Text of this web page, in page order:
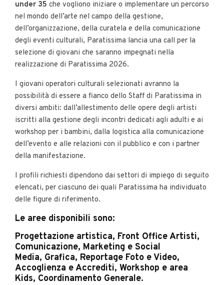
under 35 che vogliono iniziare o implementare un percorso
nel mondo dell’arte nel campo della gestione,
dell’organizzazione, della curatela e della comunicazione
degli eventi culturali, Paratissima lancia una call per la
selezione di giovani che saranno impegnati nella
realizzazione di Paratissima 2026.
I giovani operatori culturali selezionati avranno la
possibilità di essere a fianco dello Staff di Paratissima in
diversi ambiti: dall’allestimento delle opere degli artisti
iscritti alla gestione degli incontri dedicati agli adulti e ai
workshop per i bambini, dalla logistica alla comunicazione
dell’evento e alle relazioni con il pubblico e con i partner
della manifestazione.
I profili richiesti dipendono dai settori di impiego di seguito
elencati, per ciascuno dei quali Paratissima ha individuato
delle figure di riferimento.
Le aree disponibili sono:
Progettazione artistica, Front Office Artisti,
Comunicazione, Marketing e Social
Media, Grafica, Reportage Foto e Video,
Accoglienza e Accrediti, Workshop e area
Kids, Coordinamento Generale.